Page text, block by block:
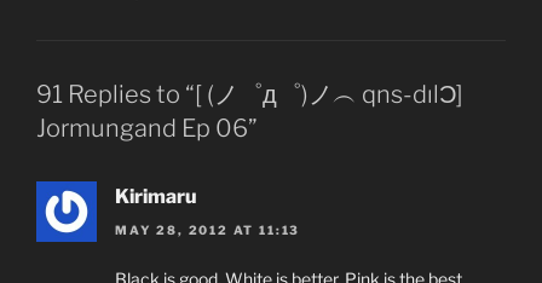
91 Replies to “[ (ノ゜д゜)ノ︵ qns-dılƆ]
Jormungand Ep 06”
Kirimaru
MAY 28, 2012 AT 11:13
Black is good. White is better. Pink is the best